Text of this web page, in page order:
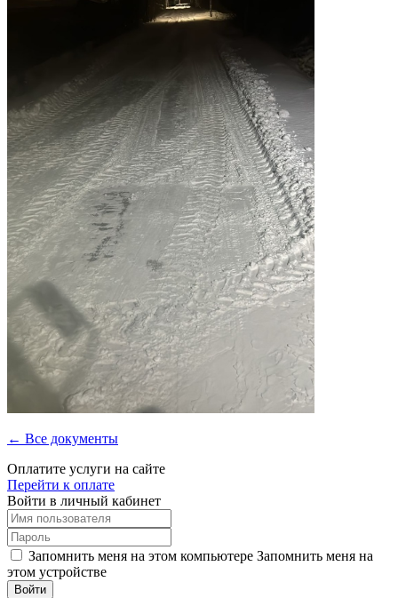
← Все документы
Оплатите услуги на сайте
Перейти к оплате
Войти в личный кабинет
Запомнить меня на этом компьютере Запомнить меня на
этом устройстве